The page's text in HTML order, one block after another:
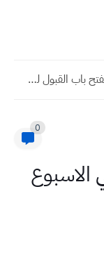
وزارة الدفاع العراقية تفتح باب القبول لخريجي الكليات المدنية للدورة...
0
الاسبوع